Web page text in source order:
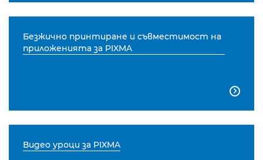
Безжично принтиране и съвместимост на
приложенията за PIXMA

Видео уроци за PIXMA